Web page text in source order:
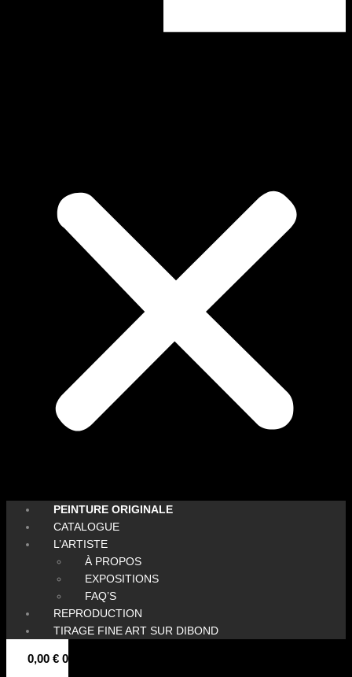
PEINTURE ORIGINALE
CATALOGUE
L’ARTISTE
À PROPOS
EXPOSITIONS
FAQ’S
REPRODUCTION
TIRAGE FINE ART SUR DIBOND
0,00 € 0